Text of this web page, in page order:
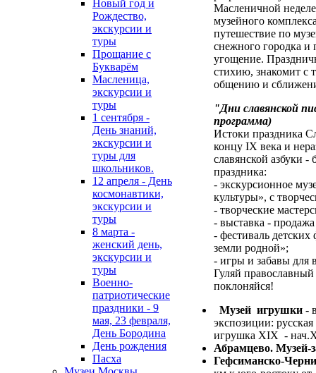
Новый год и
Рождество,
экскурсии и
туры
Прощание с
Букварём
Масленица,
экскурсии и
туры
1 сентября -
День знаний,
экскурсии и
туры для
школьников.
12 апреля - День
космонавтики,
экскурсии и
туры
8 марта -
женский день,
экскурсии и
туры
Военно-
патриотические
праздники - 9
мая, 23 февраля,
День Бородина
День рождения
Пасха
Масленичной
музейного
путешествие по
снежного городка и
угощение.
стихию, знакомит с
общению и
"Дни славянской
программа)
Истоки праздника
концу IX века и
славянской азбуки
праздника:
- экскурсионное
культуры», с
- творческие
- выставка -
- фестиваль
земли родной»;
- игры и забавы для
Гуляй
поклоняйся!
Музей игрушки -
экспозиции:
игрушка XIX -
Абрамцево. Музей-
Гефсиманско-